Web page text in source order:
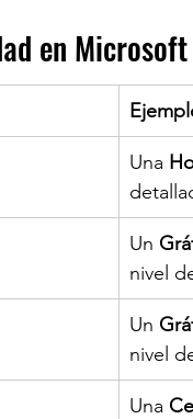
en Microsoft
​Una
​Un
nivel
​Un
nivel
Una